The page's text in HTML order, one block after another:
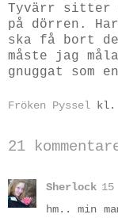
Tyvärr sitter
på dörren.
ska få bort
måste jag
gnuggat som
Fröken Pyssel kl.
21
Sherlock
hm.. min